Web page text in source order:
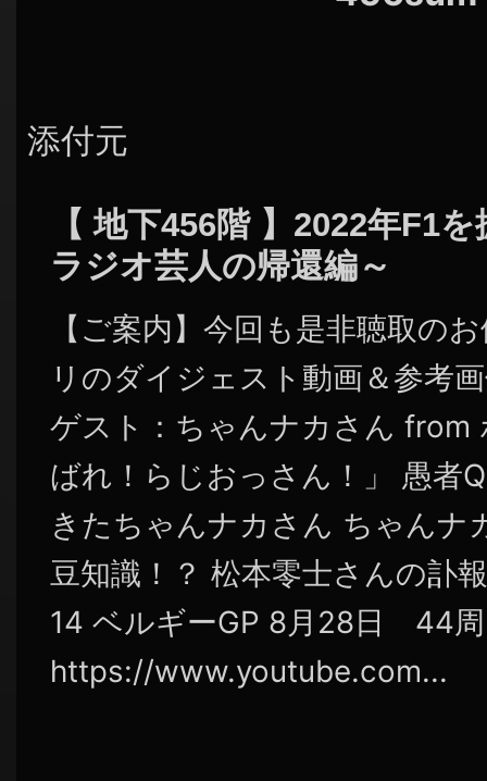
添付元
【 地下456階 】2022年F1
ラジオ芸人の帰還編～
【ご案内】今回も是非聴取の
リのダイジェスト動画＆参考
ゲスト：ちゃんナカさん from
ばれ！らじおっさん！」 愚者
きたちゃんナカさん ちゃんナ
豆知識！？ 松本零士さんの訃
14 ベルギーGP 8月28日 44
https://www.youtube.com...